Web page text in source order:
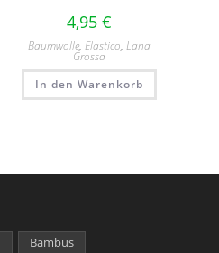
4,95 €
Baumwolle, Elastico, Lana
Grossa
In den Warenkorb
Bambus